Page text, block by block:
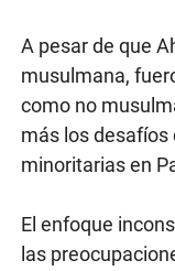
A pesar de que
musulmana,
como no
más los
minoritarias en
El enfoque
las